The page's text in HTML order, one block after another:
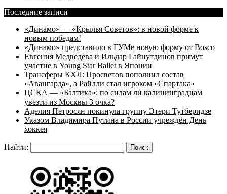
Последние записи
«Динамо» — «Крылья Советов»: в новой форме к
новым победам!
«Динамо» представило в ГУМе новую форму от Bosco
Евгения Медведева и Ильдар Гайнутдинов примут
участие в Young Star Ballet в Японии
Трансферы КХЛ: Просветов пополнил состав
«Авангарда», а Райлли стал игроком «Спартака»
ЦСКА — «Балтика»: по силам ли калининградцам
увезти из Москвы 3 очка?
Аделия Петросян покинула группу Этери Тутберидзе
Указом Владимира Путина в России учреждён День
хоккея
Найти: